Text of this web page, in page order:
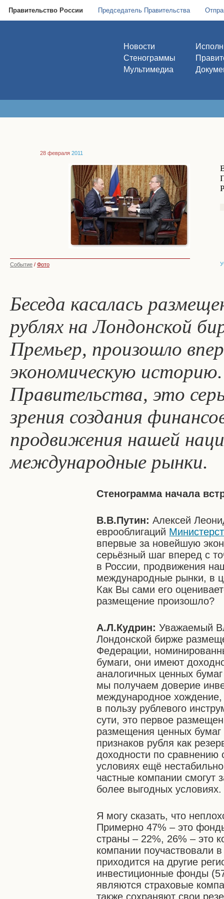
Правительство России Председатель Правительства
Новости
Стенограммы
Мультимедиа
28 февраля 2011
Событие / Фото
Беседа касалась
рублях на Лондонской
Премьер, произошло
экономическую
Правительства, это
зрения создания
продвижения нашей
международные рынки.
Стенограмма начала
В.В.Путин: Алексей
еврооблигаций
впервые за новейшую
серьёзный шаг вперед с
в России, продвижения
международные рынки, в
Как Вы сами его
размещение произошло?
А.Л.Кудрин: Уважаемый
Лондонской бирже
Федерации,
бумаги, они имеют
аналогичных ценных
мы получаем доверие
международное
в пользу рублевого
сути, это первое
размещения ценных
признаков рубля как
доходности по сравнению
условиях ещё
частные компании смогут
более выгодных условиях.
Я могу сказать, что
Примерно 47% – это
страны – 22%, 26% – это
компании поучаствовали
приходится на другие
инвестиционные фонды
являются страховые
также сохраняют свои